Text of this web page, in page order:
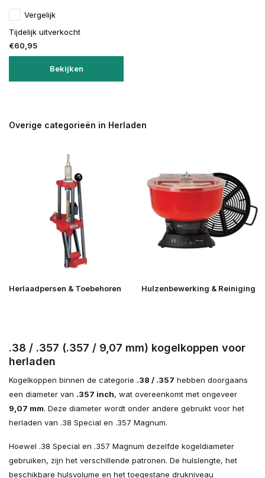
Vergelijk
Tijdelijk uitverkocht
€60,95
Bekijken
Overige categorieën in Herladen
Herlaadpersen & Toebehoren Hulzenbewerking & Reiniging
.38 / .357 (.357 / 9,07 mm) kogelkoppen voor
herladen
Kogelkoppen binnen de categorie .38 / .357 hebben doorgaans
een diameter van .357 inch, wat overeenkomt met ongeveer
9,07 mm. Deze diameter wordt onder andere gebruikt voor het
herladen van .38 Special en .357 Magnum.
Hoewel .38 Special en .357 Magnum dezelfde kogeldiameter
gebruiken, zijn het verschillende patronen. De hulslengte, het
beschikbare hulsvolume en het toegestane drukniveau